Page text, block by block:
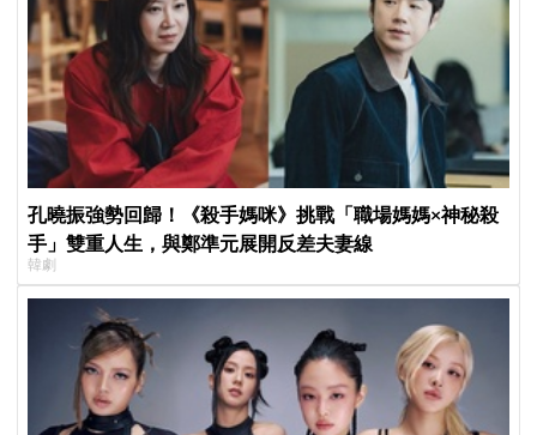
孔曉振強勢回歸！《殺手媽咪》挑戰「職場媽媽×神秘殺
手」雙重人生，與鄭準元展開反差夫妻線
韓劇